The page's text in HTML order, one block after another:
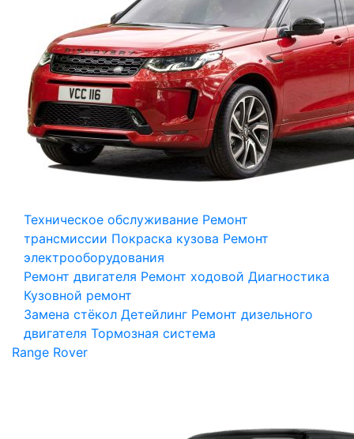
Техническое обслуживание Ремонт
трансмиссии Покраска кузова Ремонт
электрооборудования
Ремонт двигателя Ремонт ходовой Диагностика
Кузовной ремонт
Замена стёкол Детейлинг Ремонт дизельного
двигателя Тормозная система
Range Rover